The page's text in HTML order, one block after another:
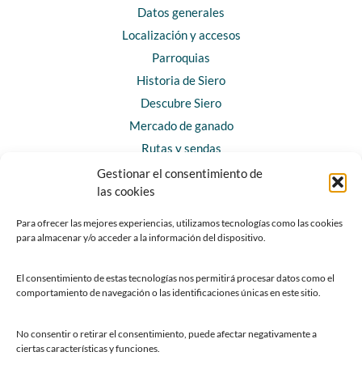
Gestionar el consentimiento de
las cookies
Para ofrecer las mejores experiencias, utilizamos tecnologías como las cookies
para almacenar y/o acceder a la información del dispositivo.
El consentimiento de estas tecnologías nos permitirá procesar datos como el
comportamiento de navegación o las identificaciones únicas en este sitio.
No consentir o retirar el consentimiento, puede afectar negativamente a
ciertas características y funciones.
Datos generales
Localización y accesos
Parroquias
Historia de Siero
Descubre Siero
Mercado de ganado
Rutas y sendas
Horarios y contacto
Teléfonos de interés
Chatbot Siero
SEDES ELECTRÓNICAS
Sede del Ayuntamiento de Siero